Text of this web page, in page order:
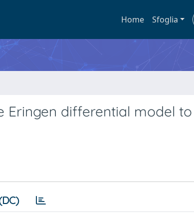
Home Sfoglia
Eringen differential model to